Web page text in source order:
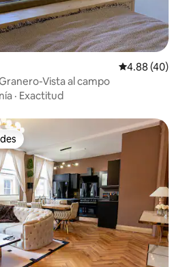
Calificación
4.88 (40)
Vista al campo
· Exactitud